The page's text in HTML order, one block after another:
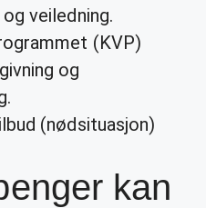
veiledning.
(KVP)
og
(nødsituasjon)
kan